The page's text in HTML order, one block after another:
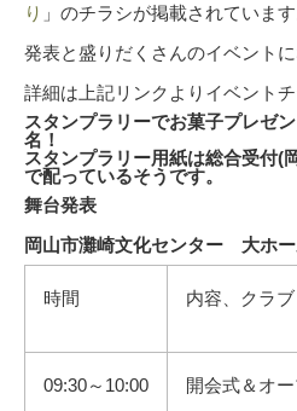
り 」のチラシが掲載されていま
発表と盛りだくさんのイベントに
詳細は上記リンクよりイベント
スタンプラリーでお菓子プレゼ
名！
スタンプラリー用紙は総合受付(
で配っているそうです。
舞台発表
岡山市灘崎文化センター 大ホー
時間 内容、クラ
09:30～10:00 開会式＆オ